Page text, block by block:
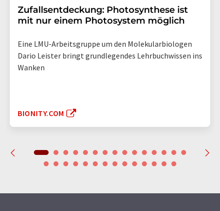
Zufallsentdeckung: Photosynthese ist
mit nur einem Photosystem möglich
Eine LMU-Arbeitsgruppe um den Molekularbiologen
Dario Leister bringt grundlegendes Lehrbuchwissen ins
Wanken
BIONITY.COM